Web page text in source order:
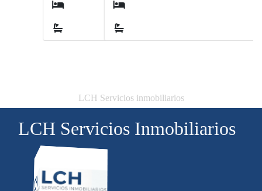
LCH Servicios inmobiliarios
LCH Servicios Inmobiliarios